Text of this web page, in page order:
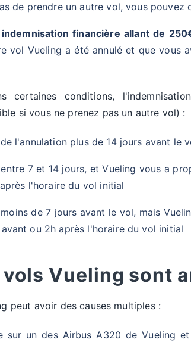
de prendre un autre vol, vous pouvez
indemnisation financière allant de
vol Vueling a été annulé et que vous
certaines conditions,
si vous ne prenez pas un autre vol) :
l'annulation plus de 14 jours avant le
7 et 14 jours, et Vueling vous a
l'horaire du vol initial
de 7 jours avant le vol, mais
ou 2h après l'horaire du vol initial
Vueling sont
peut avoir des causes multiples :
sur un des Airbus A320 de Vueling